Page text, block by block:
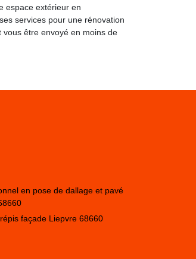
espace extérieur en
services pour une rénovation
être envoyé en moins de
en pose de dallage et pavé
façade Liepvre 68660